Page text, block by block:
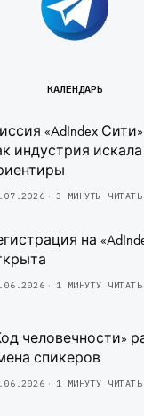
КАЛЕНДАРЬ
«AdIndex
индустрия
3 МИНУТЫ ЧИТАТЬ
на
1 МИНУТУ ЧИТАТЬ
человечности»
спикеров
1 МИНУТУ ЧИТАТЬ